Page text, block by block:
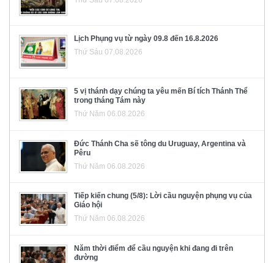
Lịch Phụng vụ từ ngày 09.8 đến 16.8.2026
Thứ Sáu 07.08.2026
5 vị thánh dạy chúng ta yêu mến Bí tích Thánh Thể
trong tháng Tám này
Thứ Năm 06.08.2026
Đức Thánh Cha sẽ tông du Uruguay, Argentina và
Pêru
Thứ Năm 06.08.2026
Tiếp kiến chung (5/8): Lời cầu nguyện phụng vụ của
Giáo hội
Thứ Năm 06.08.2026
Năm thời điểm để cầu nguyện khi đang đi trên
đường